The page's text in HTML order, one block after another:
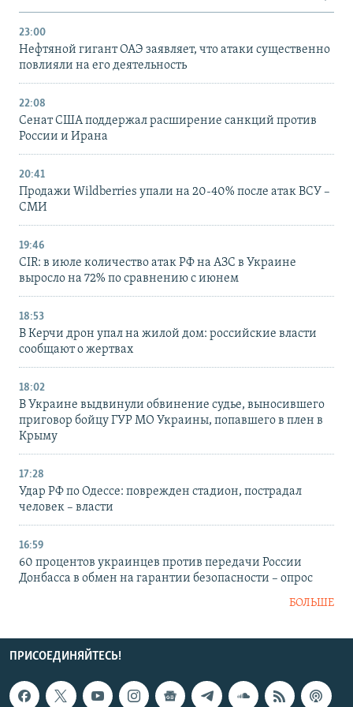
23:00
Нефтяной гигант ОАЭ заявляет, что атаки существенно
повлияли на его деятельность
22:08
Сенат США поддержал расширение санкций против
России и Ирана
20:41
Продажи Wildberries упали на 20-40% после атак ВСУ –
СМИ
19:46
CIR: в июле количество атак РФ на АЗС в Украине
выросло на 72% по сравнению с июнем
18:53
В Керчи дрон упал на жилой дом: российские власти
сообщают о жертвах
18:02
В Украине выдвинули обвинение судье, выносившего
приговор бойцу ГУР МО Украины, попавшего в плен в
Крыму
17:28
Удар РФ по Одессе: поврежден стадион, пострадал
человек – власти
16:59
60 процентов украинцев против передачи России
Донбасса в обмен на гарантии безопасности – опрос
БОЛЬШЕ
ПРИСОЕДИНЯЙТЕСЬ!